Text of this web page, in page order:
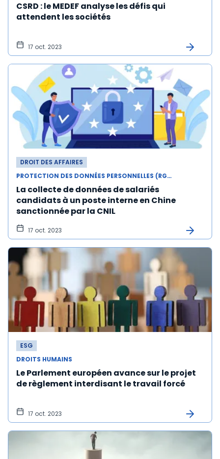
CSRD : le MEDEF analyse les défis qui
attendent les sociétés
17 oct. 2023
DROIT DES AFFAIRES
PROTECTION DES DONNÉES PERSONNELLES (RGPD)
La collecte de données de salariés
candidats à un poste interne en Chine
sanctionnée par la CNIL
17 oct. 2023
ESG
DROITS HUMAINS
Le Parlement européen avance sur le projet
de règlement interdisant le travail forcé
17 oct. 2023